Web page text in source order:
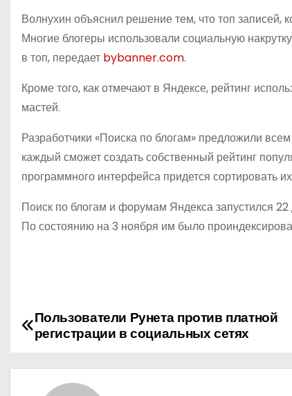
Волнухин объяснил решение тем, что топ записей,
Многие блогеры использовали социальную
в топ, передает bybanner.com.
Кроме того, как отмечают в Яндексе, рейтинг
мастей.
Разработчики «Поиска по блогам» предложили
каждый сможет создать собственный рейтинг
программного интерфейса придется сортировать
Поиск по блогам и форумам Яндекса запустился
По состоянию на 3 ноября им было
НПользователи Рунета против платной
регистрации в социальных сетях